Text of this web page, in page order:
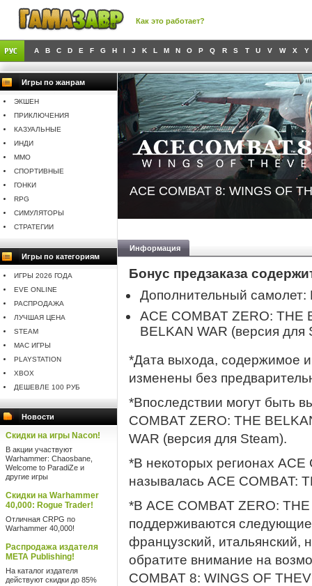
Как это работает?
A B C D E F G H I J K L M N O P Q R S T U V W X Y
Игры по жанрам
ЭКШЕН
ПРИКЛЮЧЕНИЯ
КАЗУАЛЬНЫЕ
ИНДИ
MMO
СПОРТИВНЫЕ
ГОНКИ
RPG
СИМУЛЯТОРЫ
СТРАТЕГИИ
Игры по категориям
ИГРЫ 2026 ГОДА
EVE ONLINE
РАСПРОДАЖА
ЛУЧШАЯ ЦЕНА
STEAM
MAC ИГРЫ
PLAYSTATION
XBOX
ДЕШЕВЛЕ 100 РУБ
Новости
Скидки на игры Nacon!
В акции участвуют
Warhammer: Chaosbane,
Welcome to ParadiZe и
другие игры
Скидки на Warhammer
40,000: Rogue Trader!
Отличная CRPG по
Warhammer 40,000!
Распродажа издателя
META Publishing!
На каталог издателя
действуют скидки до 85%
ACE COMBAT 8: WINGS OF
Информация
Бонус предзаказа
Дополнительный самолет:
ACE COMBAT ZERO: THE
BELKAN WAR (версия для
*Дата выхода, содержимое и
изменены без
*Впоследствии могут быть
COMBAT ZERO: THE
WAR (версия для Steam).
*В некоторых регионах
называлась ACE COMBAT:
*В ACE COMBAT ZERO:
поддерживаются следующие
французский, итальянский,
обратите внимание на
COMBAT 8: WINGS OF